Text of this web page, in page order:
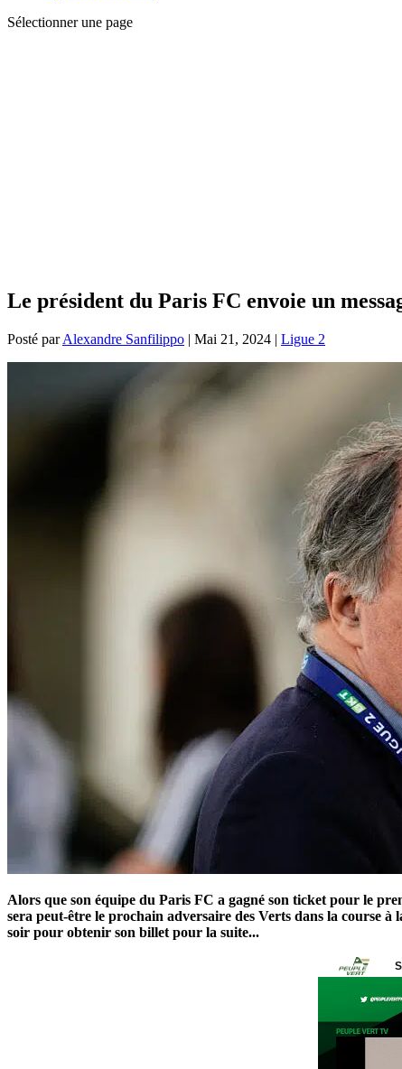
Sélectionner une page
Le président du Paris FC envoie un
Posté parAlexandre Sanfilippo | Mai 21, 2024 | Ligue 2
Alors que son équipe du Paris FC a gagné son ticket pour le
sera peut-être le prochain adversaire des Verts dans la course
soir pour obtenir son billet pour la suite...